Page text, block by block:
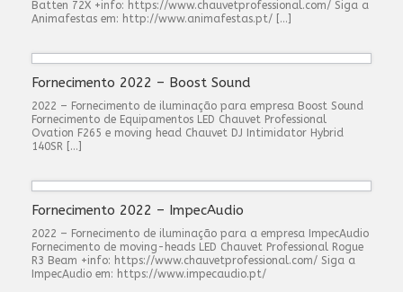
Batten 72X +info: https://www.chauvetprofessional.com/ Siga a
Animafestas em: http://www.animafestas.pt/ […]
Fornecimento 2022 – Boost Sound
2022 – Fornecimento de iluminação para empresa Boost Sound
Fornecimento de Equipamentos LED Chauvet Professional
Ovation F265 e moving head Chauvet DJ Intimidator Hybrid
140SR […]
Fornecimento 2022 – ImpecAudio
2022 – Fornecimento de iluminação para a empresa ImpecAudio
Fornecimento de moving-heads LED Chauvet Professional Rogue
R3 Beam +info: https://www.chauvetprofessional.com/ Siga a
ImpecAudio em: https://www.impecaudio.pt/